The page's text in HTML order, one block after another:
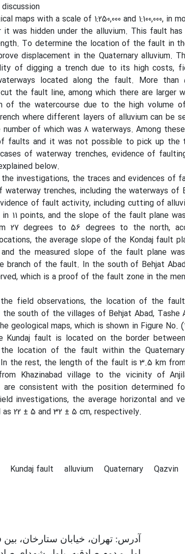
maps with a scale of 1:250,000 and 1:100,000,
it was hidden under the alluvium. This fault
To determine the location of the fault in
displacement in the Quaternary alluvium.
of digging a trench due to its high costs,
located along the fault. More than
the fault line, among which there are larger
of the watercourse due to the high volume
where different layers of alluvium can be
of which was 8 waterways. Among
faults and it was not possible to pick up
of waterway trenches, evidence of
below.
investigations, the traces and evidences of
waterway trenches, including the waterways of
of fault activity, including cutting of
11 points, and the slope of the fault plane
27 degrees to 56 degrees to the north,
the average slope of the Kondaj fault
the measured slope of the fault plane
branch of the fault. In the south of Behjat
which is a proof of the fault zone in the
field observations, the location of the
the south of the villages of Behjat Abad, Tashe
geological maps, which is shown in Figure No.
Kundaj fault is located on the border
the location of the fault within the
the rest, the length of the fault is 3.5 km
Khazinabad village to the vicinity of
are consistent with the position determined
investigations, the average horizontal and
as 22 ± 5 and 32 ± 5 cm, respectively.
Kundaj fault alluvium Quaternary
Qazvin
آدرس: تهران، خیابان ستارخان، بین